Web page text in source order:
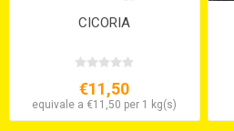
CICORIA
€11,50
equivale a €11,50 per 1 kg(s)